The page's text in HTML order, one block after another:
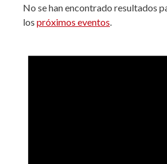
No se han encontrado resultados
los próximos eventos